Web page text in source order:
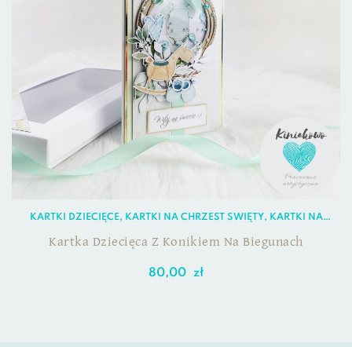
KARTKI DZIECIĘCE, KARTKI NA CHRZEST ŚWIĘTY, KARTKI NA
Kartka Dziecięca Z Konikiem Na Biegunach
80,00 zł